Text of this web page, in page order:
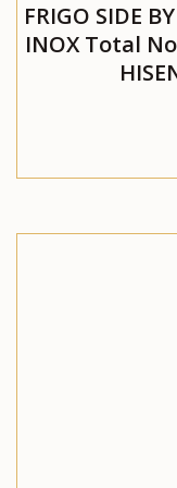
FRIGO SIDE
INOX Total